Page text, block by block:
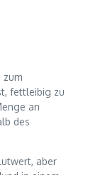
zum
fettleibig zu
an
des
aber